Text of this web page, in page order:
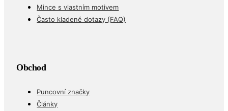
Mince s vlastním motivem
Často kladené dotazy (FAQ)
Obchod
Puncovní značky
Články